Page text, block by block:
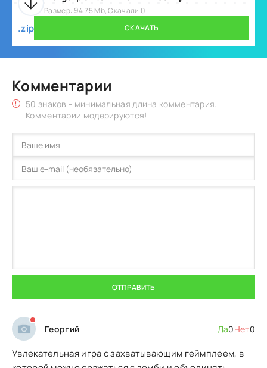
Размер: 94.75 Mb, Скачали 0
.zip СКАЧАТЬ
Комментарии
50 знаков - минимальная длина комментария.
Комментарии модерируются!
ОТПРАВИТЬ
Георгий Да0Нет0
Увлекательная игра с захватывающим геймплеем, в